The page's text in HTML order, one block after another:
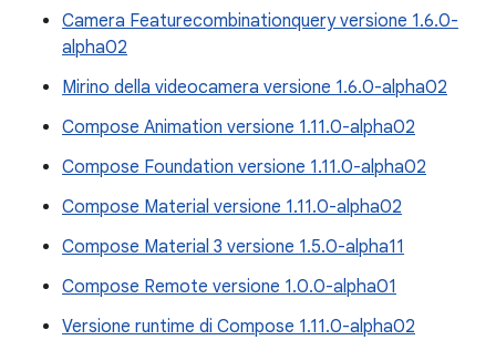
Camera Featurecombinationquery versione 1.6.0-
alpha02
Mirino della videocamera versione 1.6.0-alpha02
Compose Animation versione 1.11.0-alpha02
Compose Foundation versione 1.11.0-alpha02
Compose Material versione 1.11.0-alpha02
Compose Material 3 versione 1.5.0-alpha11
Compose Remote versione 1.0.0-alpha01
Versione runtime di Compose 1.11.0-alpha02